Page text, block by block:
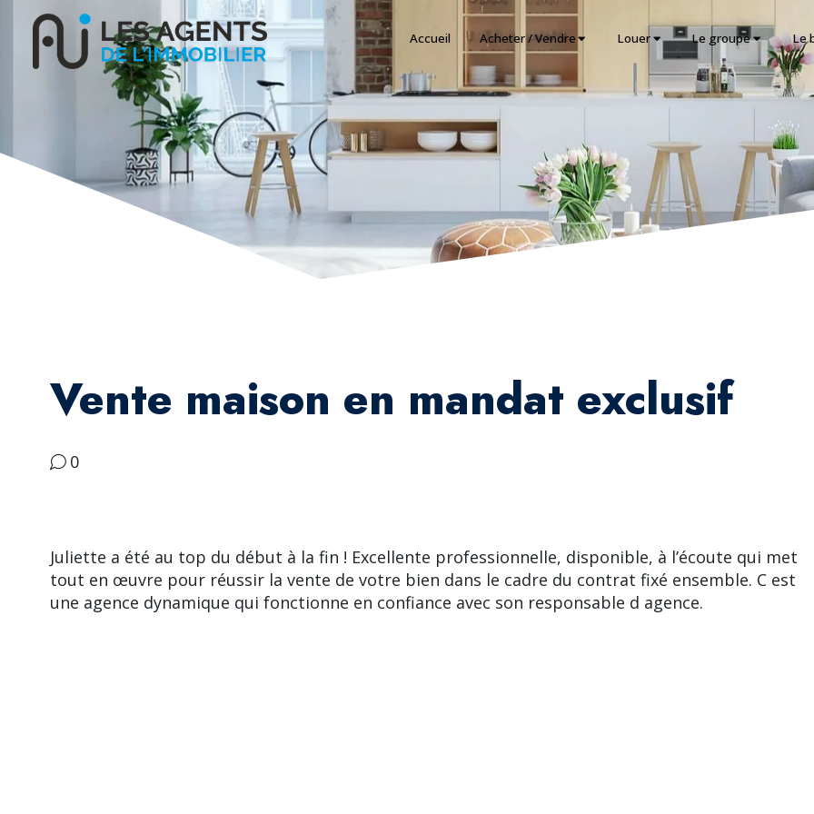
Accueil Acheter / Vendre Louer Le groupe Le
Vente maison en mandat exclusif
0
Juliette a été au top du début à la fin ! Excellente professionnelle, disponible, à l’écoute qui met
tout en œuvre pour réussir la vente de votre bien dans le cadre du contrat fixé ensemble. C est
une agence dynamique qui fonctionne en confiance avec son responsable d agence.